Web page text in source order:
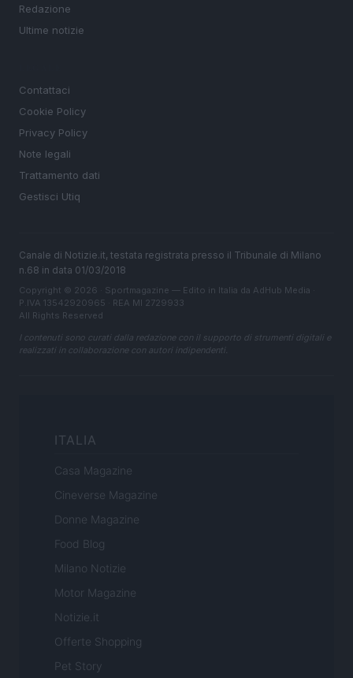
Redazione
Ultime notizie
Contattaci
Cookie Policy
Privacy Policy
Note legali
Trattamento dati
Gestisci Utiq
Canale di Notizie.it, testata registrata presso il Tribunale di Milano
n.68 in data 01/03/2018
Copyright © 2026 · Sportmagazine — Edito in Italia da AdHub Media
P.IVA 13542920965 · REA MI 2729933
All Rights Reserved
I contenuti sono curati dalla redazione con il supporto di strumenti digitali e
realizzati in collaborazione con autori indipendenti.
ITALIA
Casa Magazine
Cineverse Magazine
Donne Magazine
Food Blog
Milano Notizie
Motor Magazine
Notizie.it
Offerte Shopping
Pet Story